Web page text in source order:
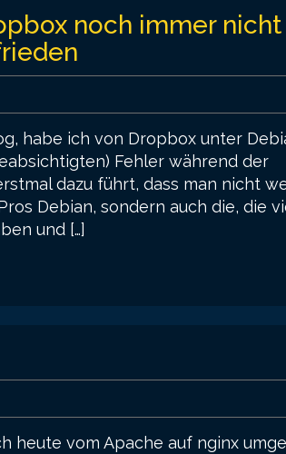
noch immer
habe ich von Dropbox unter
Fehler während der
dazu führt, dass man nicht
Debian, sondern auch die, die
und […]
heute vom Apache auf nginx